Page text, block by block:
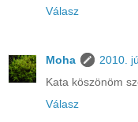
Válasz
Moha
2010.
Kata köszönöm
Válasz